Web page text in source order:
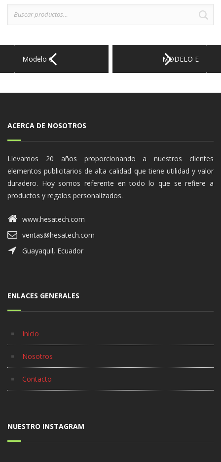
Modelo C MODELO E
ACERCA DE NOSOTROS
Llevamos 20 años proporcionando a nuestros clientes
elementos publicitarios de alta calidad que tiene utilidad y valor
duradero. Hoy somos referente en todo lo que se refiere a
productos y regalos personalizados.
www.hesatech.com
ventas@hesatech.com
Guayaquil, Ecuador
ENLACES GENERALES
Inicio
Nosotros
Contacto
NUESTRO INSTAGRAM